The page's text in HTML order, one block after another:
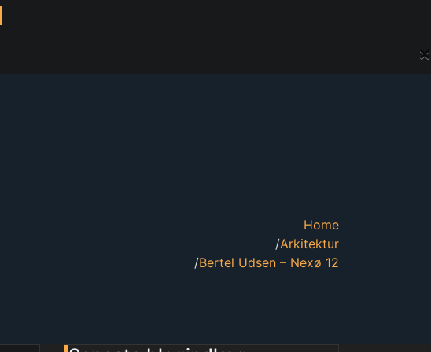
×
Home
Arkitektur
Bertel Udsen – Nexø 12